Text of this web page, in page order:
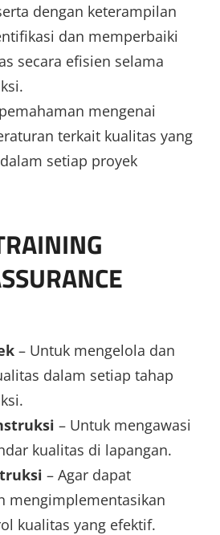
dengan keterampilan
dan memperbaiki
secara efisien selama
mengenai
terkait kualitas yang
setiap proyek
– Untuk mengelola dan
dalam setiap tahap
– Untuk mengawasi
kualitas di lapangan.
– Agar dapat
mengimplementasikan
kualitas yang efektif.